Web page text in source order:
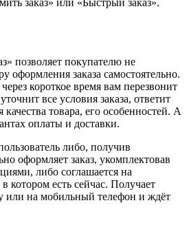
позволяет покупателю не
оформления заказа самостоятельно.
короткое время вам перезвонит
все условия заказа, ответит
товара, его особенностей. А
оплаты и доставки.
либо, получив
оформляет заказ, укомплектовав
либо соглашается на
котором есть сейчас. Получает
или на мобильный телефон и ждёт